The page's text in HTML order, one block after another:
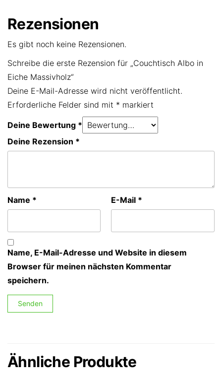
Rezensionen
Es gibt noch keine Rezensionen.
Schreibe die erste Rezension für „Couchtisch Albo in
Eiche Massivholz“
Deine E-Mail-Adresse wird nicht veröffentlicht.
Erforderliche Felder sind mit * markiert
Deine Bewertung *
Deine Rezension *
Name * E-Mail *
Name, E-Mail-Adresse und Website in diesem
Browser für meinen nächsten Kommentar
speichern.
Ähnliche Produkte